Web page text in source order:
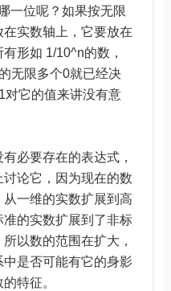
一位呢？如果按无限
实数轴上，它要放在
形如 1/10^n的数，
无限多个0就已经决
对它的值来讲没有意
必要存在的表达式，
论它，因为现在的数
一维的实数扩展到高
的实数扩展到了非标
以数的范围在扩大，
是否可能有它的身影
特征。